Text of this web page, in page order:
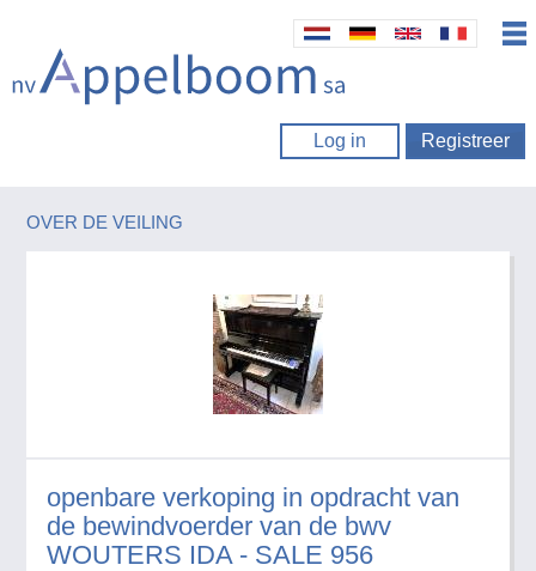
Log in Registreer
OVER DE VEILING
openbare verkoping in opdracht van
de bewindvoerder van de bwv
WOUTERS IDA - SALE 956